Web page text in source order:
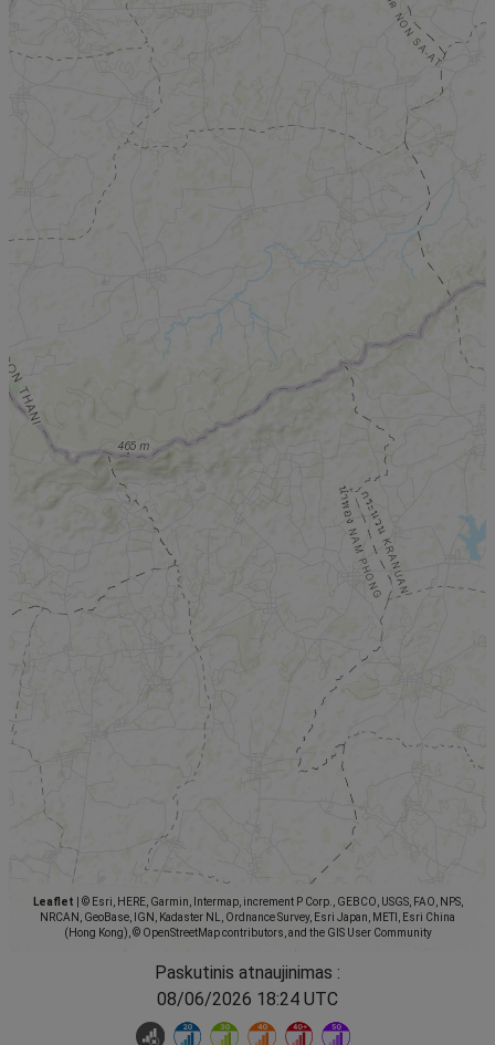
Leaflet
© Esri, HERE, Garmin, Intermap, increment P Corp., GEBCO, USGS, FAO, NPS,
NRCAN, GeoBase, IGN, Kadaster NL, Ordnance Survey, Esri Japan, METI, Esri China
(Hong Kong), © OpenStreetMap contributors, and the GIS User Community
Paskutinis atnaujinimas :
08/06/2026 18:24 UTC